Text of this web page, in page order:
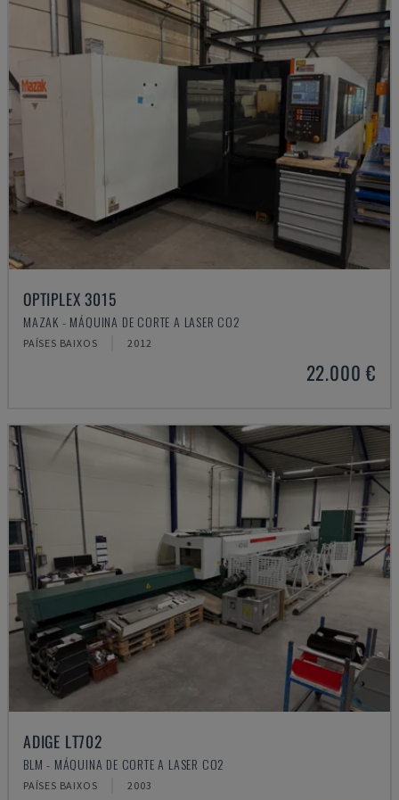
OPTIPLEX 3015
MAZAK - MÁQUINA DE CORTE A LASER CO2
PAÍSES BAIXOS 2012
22.000 €
ADIGE LT702
BLM - MÁQUINA DE CORTE A LASER CO2
PAÍSES BAIXOS 2003